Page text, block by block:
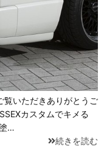
覧いただきありがとうご
カスタムでキメる
…
続きを読む